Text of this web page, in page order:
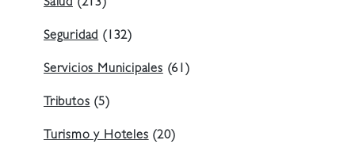
Salud (213)
Seguridad(132)
Servicios Municipales(61)
Tributos(5)
Turismo y Hoteles(20)